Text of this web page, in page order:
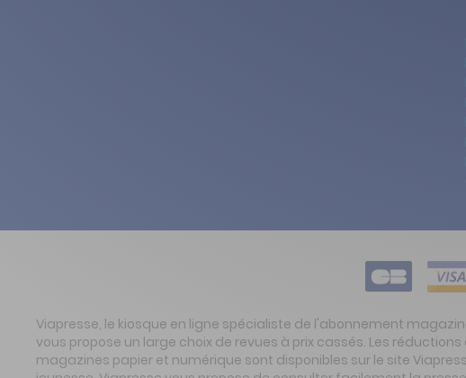
Viapresse, le kiosque en ligne spécialiste de l'abonnement
vous propose un large choix de revues à prix cassés. Les
magazines papier et numérique sont disponibles sur le site